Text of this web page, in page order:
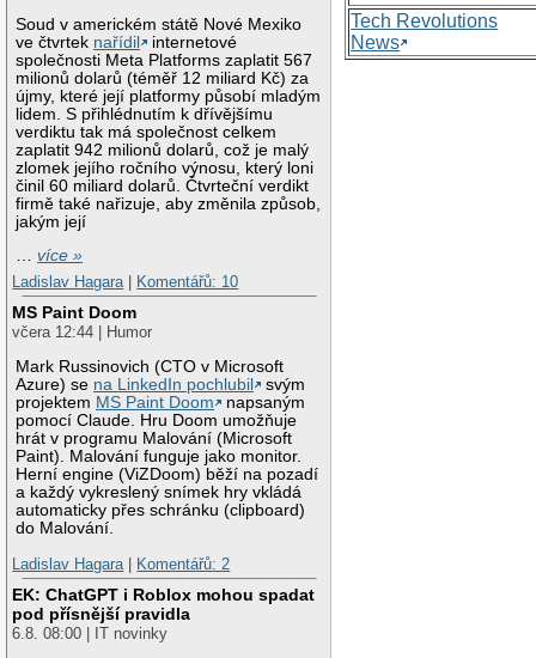
Soud v americkém státě Nové Mexiko
ve čtvrtek nařídil
internetové
společnosti Meta Platforms zaplatit 567
milionů dolarů (téměř 12 miliard Kč) za
újmy, které její platformy působí mladým
lidem. S přihlédnutím k dřívějšímu
verdiktu tak má společnost celkem
zaplatit 942 milionů dolarů, což je malý
zlomek jejího ročního výnosu, který loni
činil 60 miliard dolarů. Čtvrteční verdikt
firmě také nařizuje, aby změnila způsob,
jakým její
…více »
Ladislav Hagara
Komentářů: 10
MS Paint Doom
včera 12:44 | Humor
Mark Russinovich (CTO v Microsoft
Azure) se na LinkedIn pochlubil
svým
projektem MS Paint Doom
napsaným
pomocí Claude. Hru Doom umožňuje
hrát v programu Malování (Microsoft
Paint). Malování funguje jako monitor.
Herní engine (ViZDoom) běží na pozadí
a každý vykreslený snímek hry vkládá
automaticky přes schránku (clipboard)
do Malování.
Ladislav Hagara
Komentářů: 2
EK: ChatGPT i Roblox mohou spadat
pod přísnější pravidla
6.8. 08:00 | IT novinky
Tech Revolutions
News